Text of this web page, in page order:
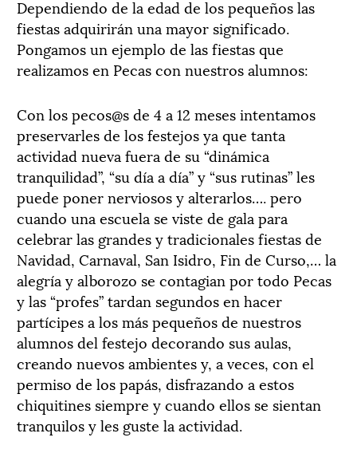
Dependiendo de la edad de los pequeños las
fiestas adquirirán una mayor significado.
Pongamos un ejemplo de las fiestas que
realizamos en Pecas con nuestros alumnos:
Con los pecos@s de 4 a 12 meses intentamos
preservarles de los festejos ya que tanta
actividad nueva fuera de su “dinámica
tranquilidad”, “su día a día” y “sus rutinas” les
puede poner nerviosos y alterarlos…. pero
cuando una escuela se viste de gala para
celebrar las grandes y tradicionales fiestas de
Navidad, Carnaval, San Isidro, Fin de Curso,… la
alegría y alborozo se contagian por todo Pecas
y las “profes” tardan segundos en hacer
partícipes a los más pequeños de nuestros
alumnos del festejo decorando sus aulas,
creando nuevos ambientes y, a veces, con el
permiso de los papás, disfrazando a estos
chiquitines siempre y cuando ellos se sientan
tranquilos y les guste la actividad.